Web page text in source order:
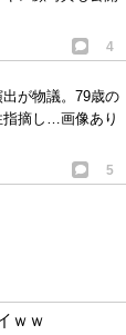
4
出が物議。79歳の
指摘し…画像あり
5
ｗｗ